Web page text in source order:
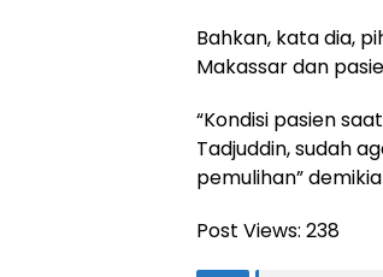
Bahkan, kata dia,
Makassar dan
“Kondisi pasien
Tadjuddin, sudah
pemulihan”
Post Views: 238